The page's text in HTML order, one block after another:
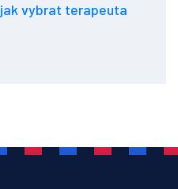
jak vybrat terapeuta